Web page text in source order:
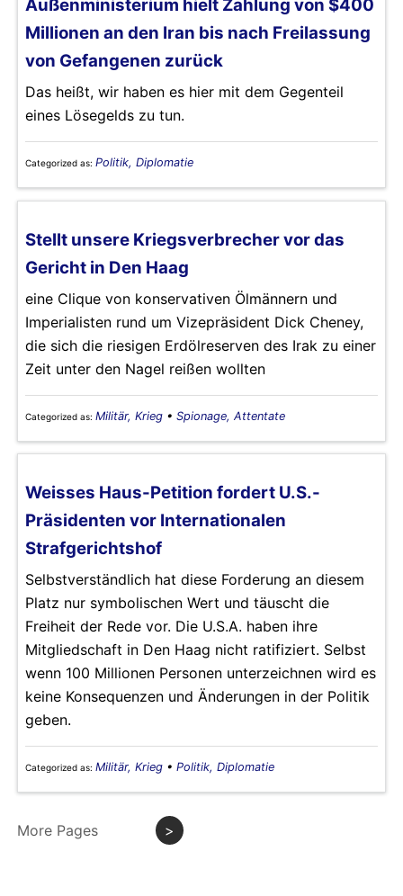
Außenministerium hielt Zahlung von $400
Millionen an den Iran bis nach Freilassung
von Gefangenen zurück
Das heißt, wir haben es hier mit dem Gegenteil
eines Lösegelds zu tun.
Categorized as: Politik, Diplomatie
Stellt unsere Kriegsverbrecher vor das
Gericht in Den Haag
eine Clique von konservativen Ölmännern und
Imperialisten rund um Vizepräsident Dick Cheney,
die sich die riesigen Erdölreserven des Irak zu einer
Zeit unter den Nagel reißen wollten
Categorized as: Militär, Krieg • Spionage, Attentate
Weisses Haus-Petition fordert U.S.-
Präsidenten vor Internationalen
Strafgerichtshof
Selbstverständlich hat diese Forderung an diesem
Platz nur symbolischen Wert und täuscht die
Freiheit der Rede vor. Die U.S.A. haben ihre
Mitgliedschaft in Den Haag nicht ratifiziert. Selbst
wenn 100 Millionen Personen unterzeichnen wird es
keine Konsequenzen und Änderungen in der Politik
geben.
Categorized as: Militär, Krieg • Politik, Diplomatie
More Pages >